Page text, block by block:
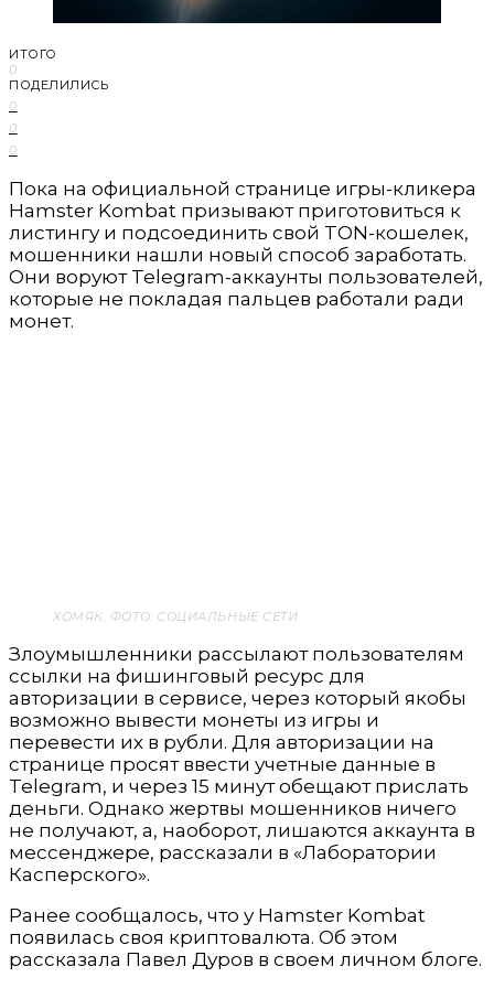
ИТОГО
0
ПОДЕЛИЛИСЬ
0
0
0
Пока на официальной странице игры-кликера
Hamster Kombat призывают приготовиться к
листингу и подсоединить свой TON-кошелек,
мошенники нашли новый способ заработать.
Они воруют Telegram-аккаунты пользователей,
которые не покладая пальцев работали ради
монет.
ХОМЯК. ФОТО: СОЦИАЛЬНЫЕ СЕТИ
Злоумышленники рассылают пользователям
ссылки на фишинговый ресурс для
авторизации в сервисе, через который якобы
возможно вывести монеты из игры и
перевести их в рубли. Для авторизации на
странице просят ввести учетные данные в
Telegram, и через 15 минут обещают прислать
деньги. Однако жертвы мошенников ничего
не получают, а, наоборот, лишаются аккаунта в
мессенджере, рассказали в «Лаборатории
Касперского».
Ранее сообщалось, что у Hamster Kombat
появилась своя криптовалюта. Об этом
рассказала Павел Дуров в своем личном блоге.